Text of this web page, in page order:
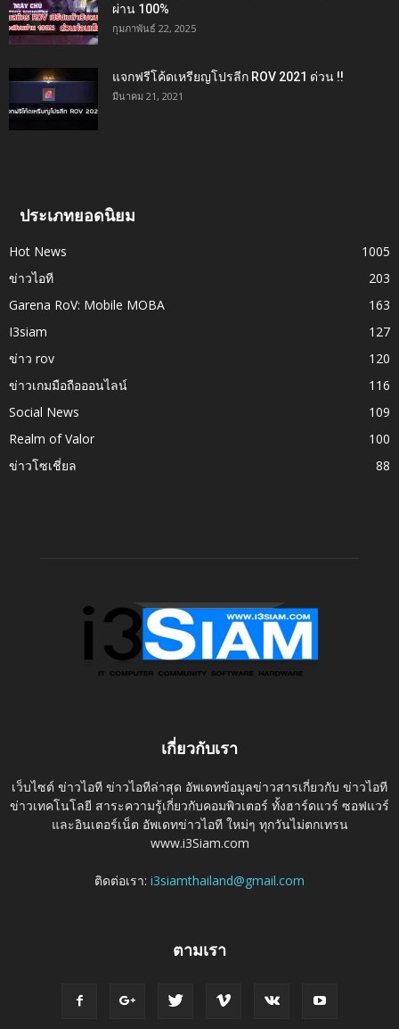
ผ่าน 100%
กุมภาพันธ์ 22, 2025
แจกฟรีโค้ดเหรียญโปรลีก ROV 2021 ด่วน !!
มีนาคม 21, 2021
ประเภทยอดนิยม
Hot News
1005
ข่าวไอที
203
Garena RoV: Mobile MOBA
163
I3siam
127
ข่าว rov
120
ข่าวเกมมือถือออนไลน์
116
Social News
109
Realm of Valor
100
ข่าวโซเชี่ยล
88
เกี่ยวกับเรา
เว็บไซต์ ข่าวไอที ข่าวไอทีล่าสุด อัพเดทข้อมูลข่าวสารเกี่ยวกับ ข่าวไอที
ข่าวเทคโนโลยี สาระความรู้เกี่ยวกับคอมพิวเตอร์ ทั้งฮาร์ดแวร์ ซอฟแวร์
และอินเตอร์เน็ต อัพเดทข่าวไอที ใหม่ๆ ทุกวันไม่ตกเทรน
www.i3Siam.com
ติดต่อเรา: i3siamthailand@gmail.com
ตามเรา